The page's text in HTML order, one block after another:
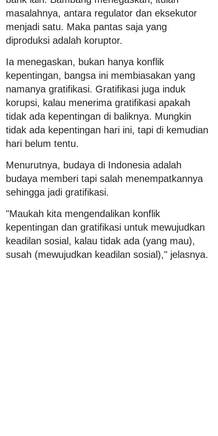
masalahnya, antara regulator dan eksekutor
menjadi satu. Maka pantas saja yang
diproduksi adalah koruptor.
Ia menegaskan, bukan hanya konflik
kepentingan, bangsa ini membiasakan yang
namanya gratifikasi. Gratifikasi juga induk
korupsi, kalau menerima gratifikasi apakah
tidak ada kepentingan di baliknya. Mungkin
tidak ada kepentingan hari ini, tapi di kemudian
hari belum tentu.
Menurutnya, budaya di Indonesia adalah
budaya memberi tapi salah menempatkannya
sehingga jadi gratifikasi.
"Maukah kita mengendalikan konflik
kepentingan dan gratifikasi untuk mewujudkan
keadilan sosial, kalau tidak ada (yang mau),
susah (mewujudkan keadilan sosial)," jelasnya.